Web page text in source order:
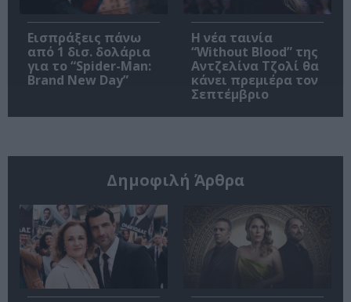
Εισπράξεις πάνω
από 1 δισ. δολάρια
για το “Spider-Man:
Brand New Day”
Η νέα ταινία
“Without Blood” της
Αντζελίνα Τζολί θα
κάνει πρεμιέρα τον
Σεπτέμβριο
Δημοφιλή Άρθρα